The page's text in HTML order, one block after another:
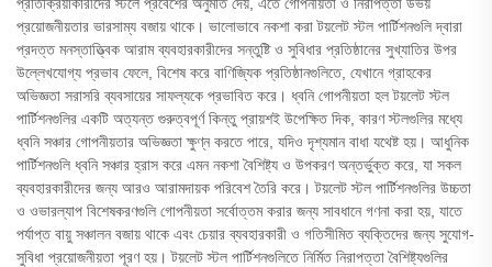
প্রয়োজনীয়তার ভারসাম্য বজায় থাকে। ভালোভাবে নকশা করা টয়লেট স্টল পার্টিশনগুলি দ্বারা
প্রদত্ত মনস্তাত্ত্বিক আরাম ব্যবহারকারীদের সন্তুষ্টি ও সুবিধার প্রতিষ্ঠানের সুখ্যাতির উপর
উল্লেখযোগ্য প্রভাব ফেলে, বিশেষ করে বাণিজ্যিক প্রতিষ্ঠানগুলিতে, যেখানে গ্রাহকের
অভিজ্ঞতা সরাসরি ব্যবসায়ের সাফল্যকে প্রভাবিত করে। ধ্বনি গোপনীয়তা হল টয়লেট স্টল
পার্টিশনগুলির একটি অত্যন্ত গুরুত্বপূর্ণ কিন্তু প্রায়শই উপেক্ষিত দিক, কারণ স্টলগুলির মধ্যে
ধ্বনি সঞ্চার গোপনীয়তার অভিজ্ঞতা ক্ষুণ্ন করতে পারে, যদিও দৃশ্যমান বাধা যথেষ্ট হয়। আধুনিক
পার্টিশনগুলি ধ্বনি সঞ্চার হ্রাস করে এমন নকশা বৈশিষ্ট্য ও উপকরণ অন্তর্ভুক্ত করে, যা সকল
ব্যবহারকারীদের জন্য আরও আরামদায়ক পরিবেশ তৈরি করে। টয়লেট স্টল পার্টিশনগুলির উচ্চতা
ও ওভারল্যাপ বিশেষকরণগুলি গোপনীয়তা সর্বোত্তম করার জন্য সাবধানে গণনা করা হয়, যাতে
পর্যাপ্ত বায়ু সঞ্চালন বজায় থাকে এবং চেয়ার ব্যবহারকারী ও গতিসীমিত ব্যক্তিদের জন্য সুযোগ-
সুবিধা প্রয়োজনীয়তা পূরণ হয়। টয়লেট স্টল পার্টিশনগুলিতে নির্মিত নিরাপত্তা বৈশিষ্ট্যগুলির